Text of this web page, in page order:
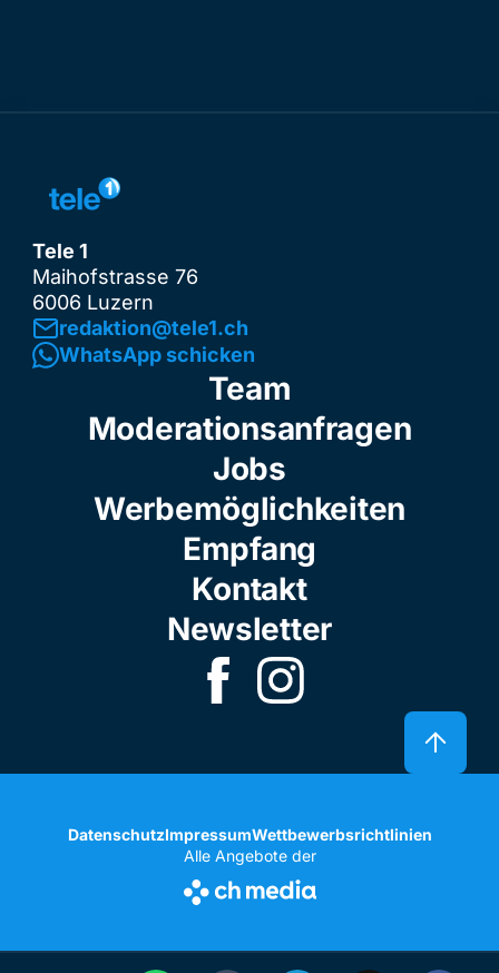
Tele 1
Maihofstrasse 76
6006 Luzern
redaktion@tele1.ch
WhatsApp schicken
Team
Moderationsanfragen
Jobs
Werbemöglichkeiten
Empfang
Kontakt
Newsletter
DatenschutzImpressumWettbewerbsrichtlinien
Alle Angebote der